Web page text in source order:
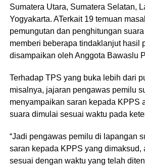
Sumatera Utara, Sumatera Selatan,
Yogyakarta. ATerkait 19 temuan
pemungutan dan penghitungan
memberi beberapa tindaklanjut hasil
disampaikan oleh Anggota Bawaslu
Terhadap TPS yang buka lebih dari
misalnya, jajaran pengawas pemilu
menyampaikan saran kepada KPPS
suara dimulai sesuai waktu pada
“Jadi pengawas pemilu di lapangan
saran kepada KPPS yang dimaksud,
sesuai dengan waktu yang telah